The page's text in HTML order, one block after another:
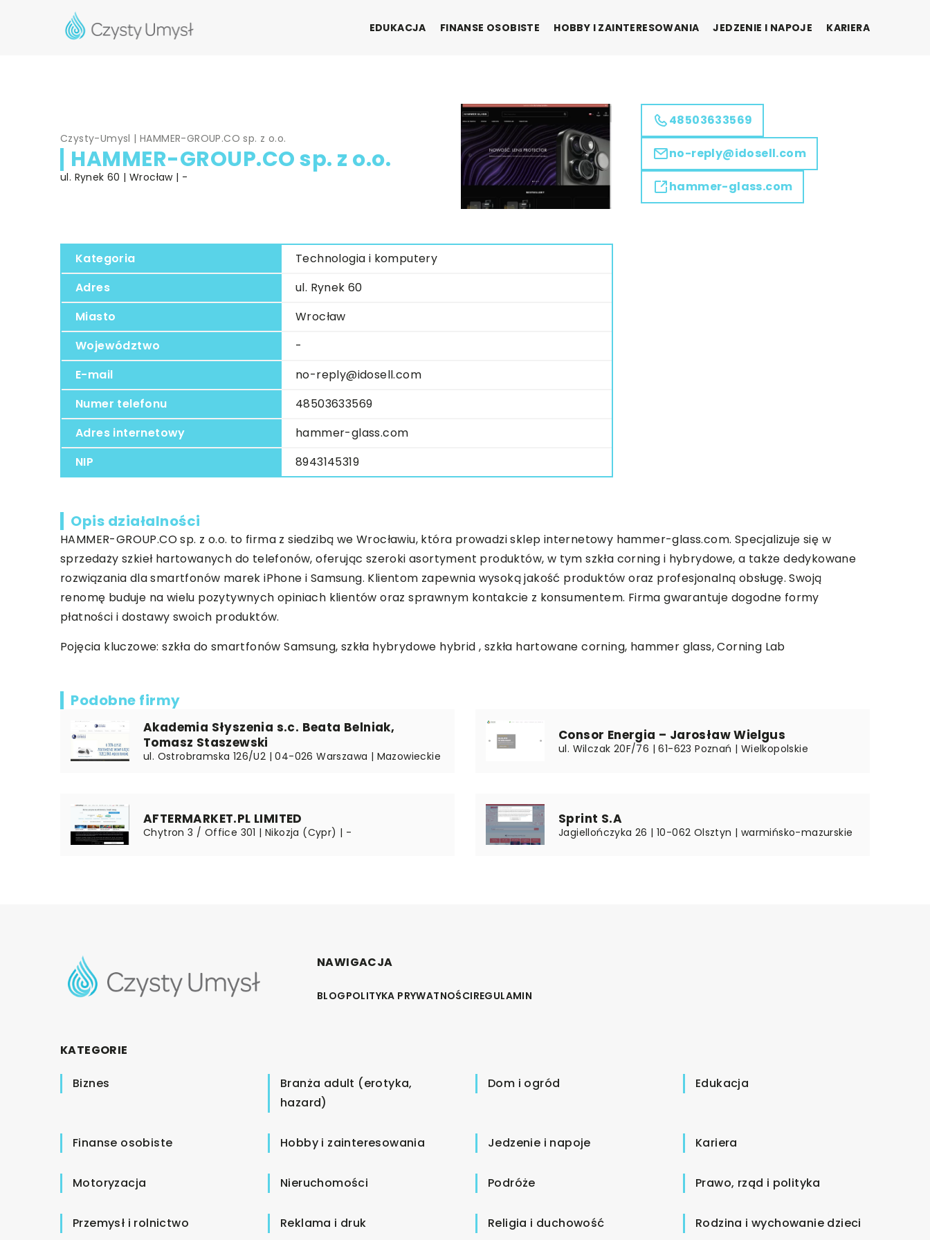
EDUKACJA FINANSE OSOBISTE HOBBY I ZAINTERESOWANIA JEDZENIE I NAPOJE KARIERA
Czysty-Umysl |HAMMER-GROUP.CO sp. z o.o.
HAMMER-GROUP.CO sp. z o.o.
ul. Rynek 60 | Wrocław | -
Kategoria
Technologia i komputery
Adres
ul. Rynek 60
Miasto
Wrocław
Województwo
-
E-mail
no-reply@idosell.com
Numer telefonu
48503633569
Adres internetowy
hammer-glass.com
NIP
8943145319
48503633569
no-reply@idosell.com
hammer-glass.com
Opis działalności
HAMMER-GROUP.CO sp. z o.o. to firma z siedzibą we Wrocławiu, która prowadzi sklep internetowy hammer-glass.com. Specjalizuje się w
sprzedaży szkieł hartowanych do telefonów, oferując szeroki asortyment produktów, w tym szkła corning i hybrydowe, a także dedykowane
rozwiązania dla smartfonów marek iPhone i Samsung. Klientom zapewnia wysoką jakość produktów oraz profesjonalną obsługę. Swoją
renomę buduje na wielu pozytywnych opiniach klientów oraz sprawnym kontakcie z konsumentem. Firma gwarantuje dogodne formy
płatności i dostawy swoich produktów.
Pojęcia kluczowe: szkła do smartfonów Samsung, szkła hybrydowe hybrid , szkła hartowane corning, hammer glass, Corning Lab
Podobne firmy
Akademia Słyszenia s.c. Beata Belniak,
Tomasz Staszewski
ul. Ostrobramska 126/U2 | 04-026 Warszawa | Mazowieckie
Consor Energia – Jarosław Wielgus
ul. Wilczak 20F/76 | 61-623 Poznań | Wielkopolskie
AFTERMARKET.PL LIMITED
Chytron 3 / Office 301 | Nikozja (Cypr) | -
Sprint S.A
Jagiellończyka 26 | 10-062 Olsztyn | warmińsko-mazurskie
NAWIGACJA
BLOGPOLITYKA PRYWATNOŚCIREGULAMIN
KATEGORIE
Biznes
Branża adult (erotyka,
hazard)
Dom i ogród Edukacja
Finanse osobiste Hobby i zainteresowania Jedzenie i napoje Kariera
Motoryzacja Nieruchomości Podróże Prawo, rząd i polityka
Przemysł i rolnictwo Reklama i druk Religia i duchowość Rodzina i wychowanie dzieci